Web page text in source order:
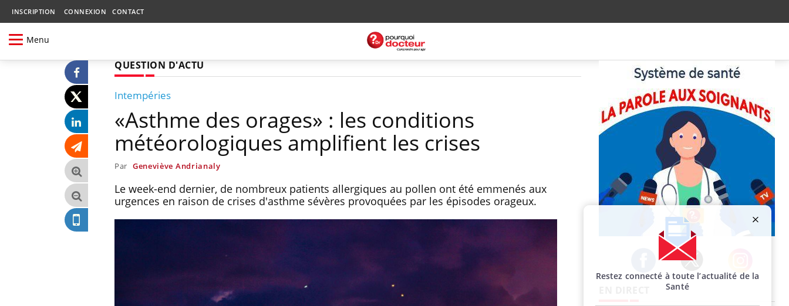
INSCRIPTION CONNEXION CONTACT
Menu
QUESTION D'ACTU
Intempéries
«Asthme des orages» : les conditions
météorologiques amplifient les crises
Par Geneviève Andrianaly
Le week-end dernier, de nombreux patients allergiques au pollen ont été emmenés aux
urgences en raison de crises d'asthme sévères provoquées par les épisodes orageux.
Facebook Twitter Instagram
Restez connecté à toute l’actualité de la
Santé